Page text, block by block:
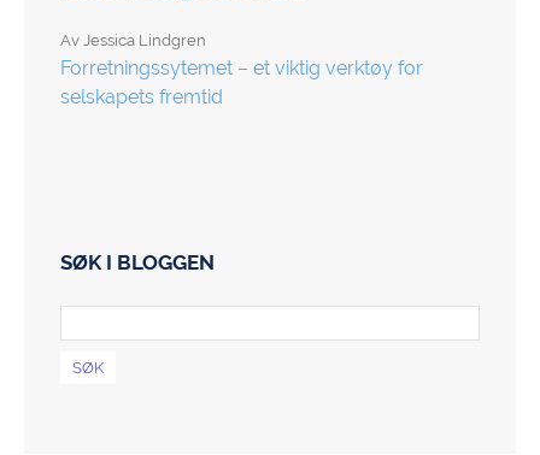
Forretningssytemet – et viktig verktøy for
selskapets fremtid
Av Jessica Lindgren
SØK I BLOGGEN
SØK